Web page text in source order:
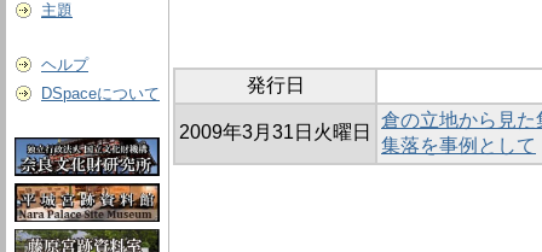
主題
ヘルプ
DSpaceについて
発行日
2009年3月31日火曜日
倉の立地から見
集落を事例として